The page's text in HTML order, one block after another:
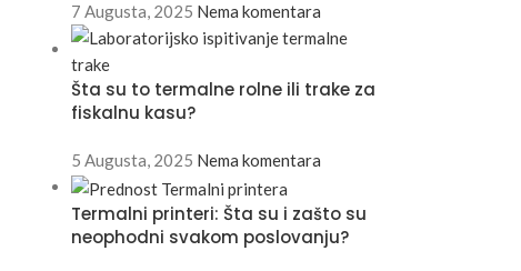
7 Augusta, 2025 Nema komentara
Šta su to termalne rolne ili trake za
fiskalnu kasu?
5 Augusta, 2025 Nema komentara
Termalni printeri: Šta su i zašto su
neophodni svakom poslovanju?